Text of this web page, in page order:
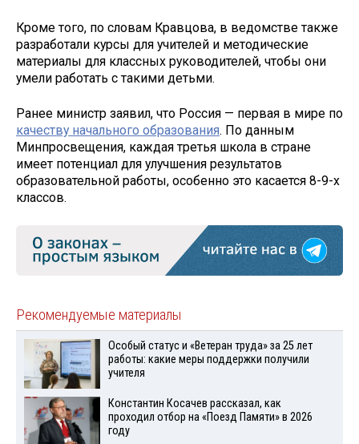
Кроме того, по словам Кравцова, в ведомстве также
разработали курсы для учителей и методические
материалы для классных руководителей, чтобы они
умели работать с такими детьми.
Ранее министр заявил, что Россия — первая в мире по
качеству начального образования. По данным
Минпросвещения, каждая третья школа в стране
имеет потенциал для улучшения результатов
образовательной работы, особенно это касается 8-9-х
классов.
Рекомендуемые материалы
Особый статус и «Ветеран труда» за 25 лет
работы: какие меры поддержки получили
учителя
Константин Косачев рассказал, как
проходил отбор на «Поезд Памяти» в 2026
году